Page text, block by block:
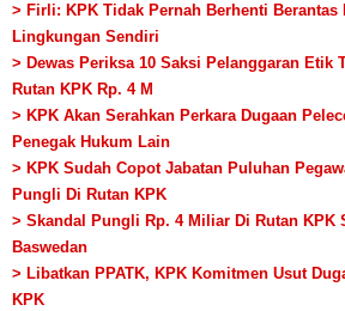
> Firli: KPK Tidak Pernah Berhenti Berantas
Lingkungan Sendiri
> Dewas Periksa 10 Saksi Pelanggaran Etik
Rutan KPK Rp. 4 M
> KPK Akan Serahkan Perkara Dugaan
Penegak Hukum Lain
> KPK Sudah Copot Jabatan Puluhan
Pungli Di Rutan KPK
> Skandal Pungli Rp. 4 Miliar Di Rutan KPK
Baswedan
> Libatkan PPATK, KPK Komitmen Usut
KPK